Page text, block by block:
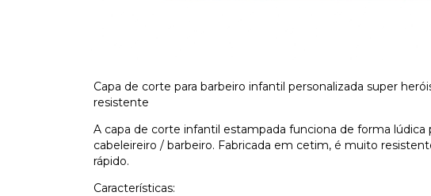
Capa de corte para barbeiro infantil personalizada super
resistente
A capa de corte infantil estampada funciona de forma lúdica
cabeleireiro / barbeiro. Fabricada em cetim, é muito
rápido.
Características: